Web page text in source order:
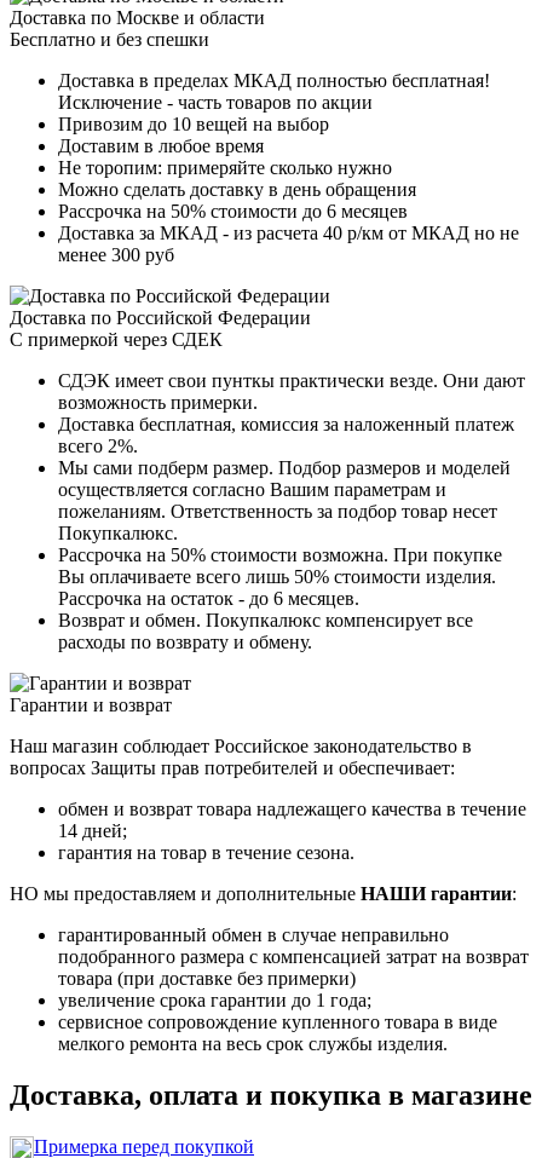
Доставка по Москве и области
Бесплатно и без спешки
Доставка в пределах МКАД полностью бесплатная!
Исключение - часть товаров по акции
Привозим до 10 вещей на выбор
Доставим в любое время
Не торопим: примеряйте сколько нужно
Можно сделать доставку в день обращения
Рассрочка на 50% стоимости до 6 месяцев
Доставка за МКАД - из расчета 40 р/км от МКАД но не
менее 300 руб
Доставка по Российской Федерации
С примеркой через СДЕК
СДЭК имеет свои пунткы практически везде. Они дают
возможность примерки.
Доставка бесплатная, комиссия за наложенный платеж
всего 2%.
Мы сами подберм размер. Подбор размеров и моделей
осуществляется согласно Вашим параметрам и
пожеланиям. Ответственность за подбор товар несет
Покупкалюкс.
Рассрочка на 50% стоимости возможна. При покупке
Вы оплачиваете всего лишь 50% стоимости изделия.
Рассрочка на остаток - до 6 месяцев.
Возврат и обмен. Покупкалюкс компенсирует все
расходы по возврату и обмену.
Гарантии и возврат
Наш магазин соблюдает Российское законодательство в
вопросах Защиты прав потребителей и обеспечивает:
обмен и возврат товара надлежащего качества в течение
14 дней;
гарантия на товар в течение сезона.
НО мы предоставляем и дополнительные НАШИ гарантии:
гарантированный обмен в случае неправильно
подобранного размера с компенсацией затрат на возврат
товара (при доставке без примерки)
увеличение срока гарантии до 1 года;
сервисное сопровождение купленного товара в виде
мелкого ремонта на весь срок службы изделия.
Доставка, оплата и покупка в магазине
Примерка перед покупкой